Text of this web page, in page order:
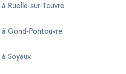
Ruelle-sur-Touvre
Gond-Pontouvre
Soyaux